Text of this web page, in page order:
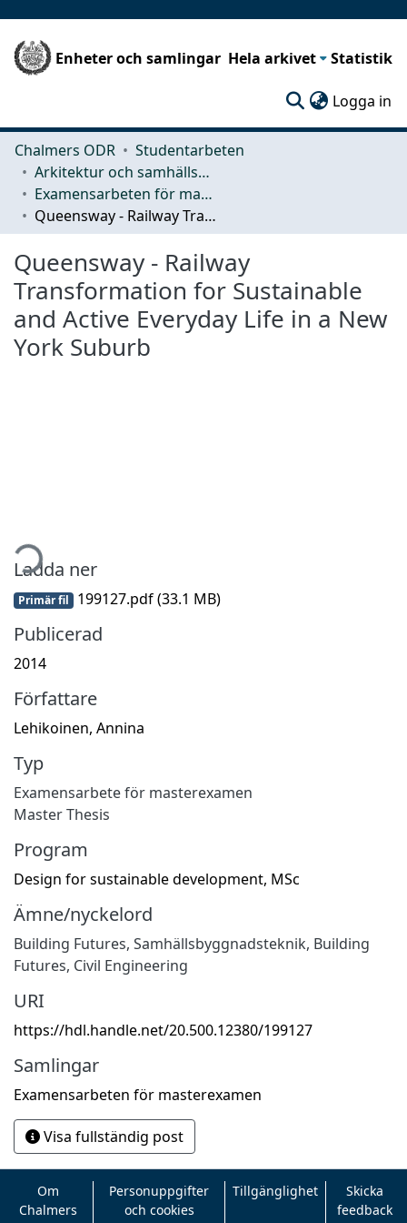
Enheter och samlingar Hela arkivet Statistik
Logga in
Chalmers ODR
Studentarbeten
Arkitektur och samhällsbyggnadsteknik (ACE)
Examensarbeten för masterexamen
Queensway - Railway Transformation for Sustainable and Active Everyday Life in a New York Suburb
Queensway - Railway
Transformation for Sustainable
and Active Everyday Life in a New
York Suburb
Ladda ner
Primär fil 199127.pdf(33.1 MB)
Publicerad
2014
Författare
Lehikoinen, Annina
Typ
Examensarbete för masterexamen
Master Thesis
Program
Design for sustainable development, MSc
Ämne/nyckelord
Building Futures, Samhällsbyggnadsteknik, Building
Futures, Civil Engineering
URI
https://hdl.handle.net/20.500.12380/199127
Samlingar
Examensarbeten för masterexamen
Visa fullständig post
Om
Chalmers
Personuppgifter
och cookies
Tillgänglighet
Skicka
feedback